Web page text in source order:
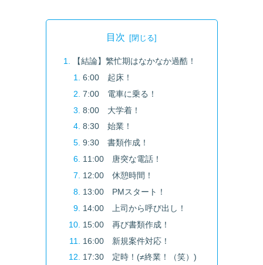
目次
【結論】繁忙期はなかなか過酷！
6:00 起床！
7:00 電車に乗る！
8:00 大学着！
8:30 始業！
9:30 書類作成！
11:00 唐突な電話！
12:00 休憩時間！
13:00 PMスタート！
14:00 上司から呼び出し！
15:00 再び書類作成！
16:00 新規案件対応！
17:30 定時！(≠終業！（笑）)